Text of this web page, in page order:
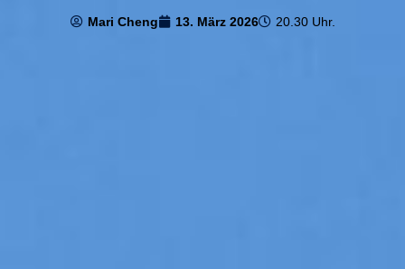
Mari Cheng 13. März 2026 20.30 Uhr.